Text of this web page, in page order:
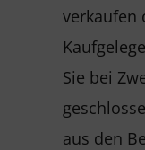
verkaufen
Sie bei
aus den